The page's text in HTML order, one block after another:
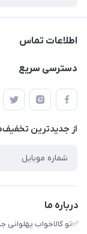
اطلاعات تماس
09174090037
09174090035
بوشهر ، بندر
پنجمين فروشگاه
دسترسی سریع
حساب کاربری
راهنماي خريد
لیست محصولات
تماس با ما
از جدید‌ترین
درباره ما
✅تو كالاخواب پهلوانى